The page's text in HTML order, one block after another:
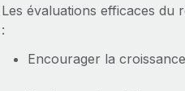
Les évaluations efficaces du
:
Encourager la